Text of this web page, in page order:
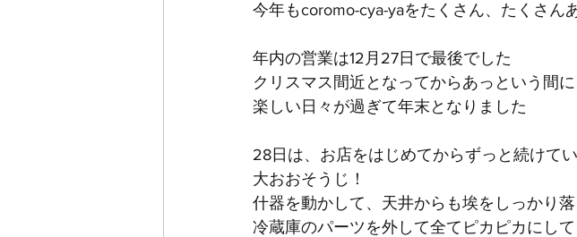
今年もcoromo-cya-yaをたくさん、たくさん
年内の営業は12月27日で最後でした
クリスマス間近となってからあっという間に
楽しい日々が過ぎて年末となりました
28日は、お店をはじめてからずっと続けて
大おおそうじ！
什器を動かして、天井からも埃をしっかり
冷蔵庫のパーツを外して全てピカピカにして